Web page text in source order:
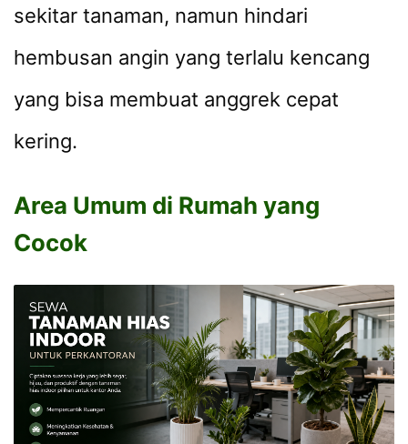
sekitar tanaman, namun hindari
hembusan angin yang terlalu kencang
yang bisa membuat anggrek cepat
kering.
Area Umum di Rumah yang
Cocok